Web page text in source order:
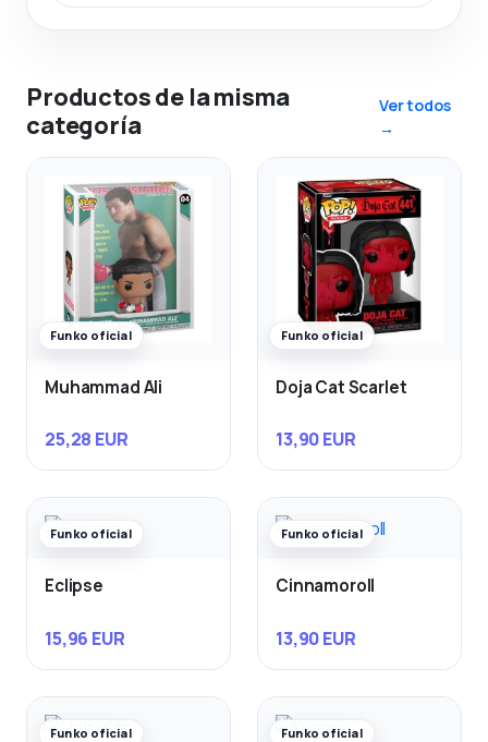
Productos de la misma
categoría
Ver todos
→
Funko oficial
Muhammad Ali
25,28 EUR
Funko oficial
Doja Cat Scarlet
13,90 EUR
Funko oficial
Eclipse
15,96 EUR
Funko oficial
Cinnamoroll
13,90 EUR
Funko oficial Funko oficial